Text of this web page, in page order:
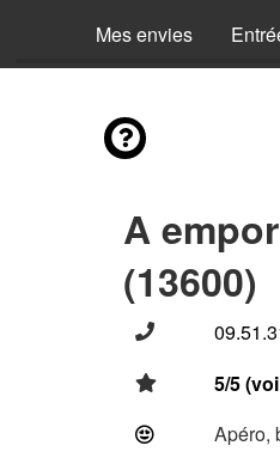
Mes envies
A
(13600)
5/5
Apéro,